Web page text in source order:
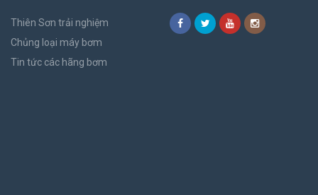
Thiên Sơn trải nghiệm
Chủng loại máy bơm
Tin tức các hãng bơm